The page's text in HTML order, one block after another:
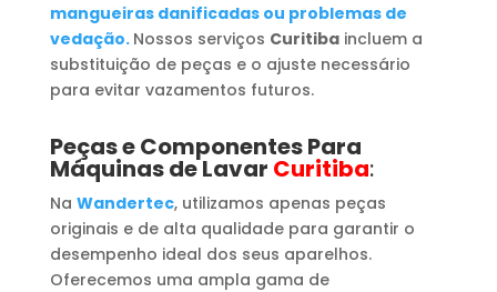
mangueiras danificadas ou problemas de
vedação. Nossos serviços Curitibaincluem a
substituição de peças e o ajuste necessário
para evitar vazamentos futuros.
Peças e Componentes Para
Máquinas de Lavar Curitiba:
Na Wandertec, utilizamos apenas peças
originais e de alta qualidade para garantir o
desempenho ideal dos seus aparelhos.
Oferecemos uma ampla gama de